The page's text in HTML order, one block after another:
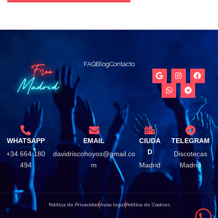
FAQBlogContacto
WHATSAPP
+34 664 180
494
EMAIL
davidriscohoyos@gmail.co
m
CIUDA
D
Madrid
TELEGRAM
Discotecas
Madrid
Política de PrivacidadAviso legal Política de Cookies